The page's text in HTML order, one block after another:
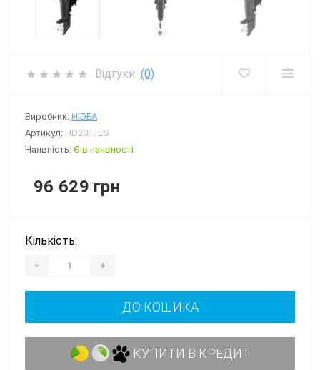
Відгуки: (0)
Виробник: HIDEA
Артикул: HD20FFES
Наявність: Є в наявності
96 629 грн
Кількість:
- +
ДО КОШИКА
КУПИТИ В КРЕДИТ